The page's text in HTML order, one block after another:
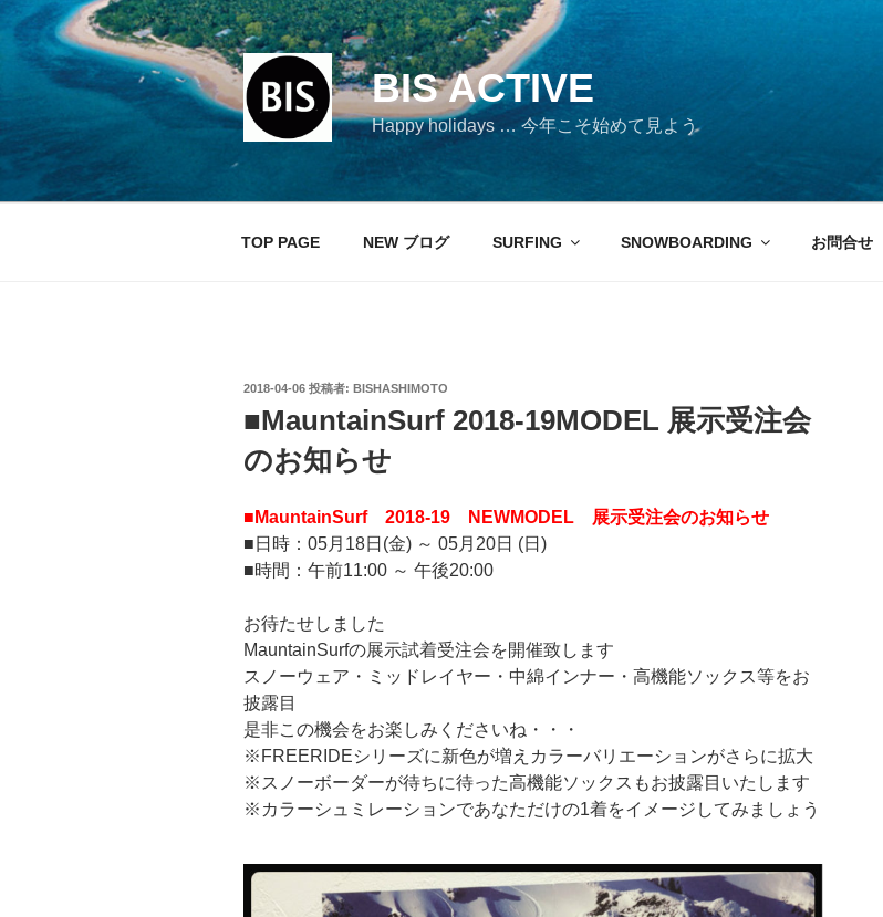
コ
ン
ツ
へ
キ
BIS ACTIVE
Happy holidays … 今年こそ始めて見よう
TOP PAGE NEW ブログ SURFING SNOWBOARDING お問合せ
投
2018-04-06 投稿者: BISHASHIMOTO
■MauntainSurf 2018-19MODEL 展示受注会
のお知らせ
■MauntainSurf 2018-19 NEWMODEL 展示受注会のお知らせ
■日時：05月18日(金) ～ 05月20日 (日)
■時間：午前11:00 ～ 午後20:00
お待たせしました
MauntainSurfの展示試着受注会を開催致します
スノーウェア・ミッドレイヤー・中綿インナー・高機能ソックス等をお
披露目
是非この機会をお楽しみくださいね・・・
※FREERIDEシリーズに新色が増えカラーバリエーションがさらに拡大
※スノーボーダーが待ちに待った高機能ソックスもお披露目いたします
※カラーシュミレーションであなただけの1着をイメージしてみましょう